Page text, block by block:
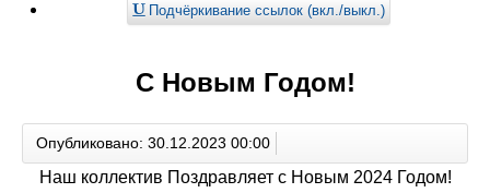
Подчёркивание ссылок (вкл./выкл.)
С Новым Годом!
Опубликовано: 30.12.2023 00:00
Наш коллектив Поздравляет с Новым 2024 Годом!